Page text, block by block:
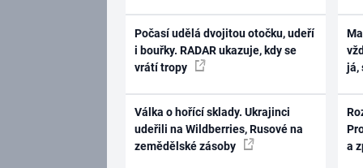
Počasí udělá dvojitou otočku, udeří
i bouřky. RADAR ukazuje, kdy se
vrátí tropy
Válka o hořící sklady. Ukrajinci
udeřili na Wildberries, Rusové na
zemědělské zásoby
já,
a